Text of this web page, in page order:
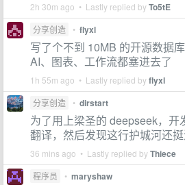
2h 30m ago • Lastly replied byTo5tE
分享创造 • flyxl
写了个不到 10MB 的开源数据
AI、图表、工作流都塞进去了
1h 55m ago • Lastly replied byflyxl
分享创造 • dirstart
为了用上梁圣的 deepseek，开
翻译，然后发现这行护城河还
36 mins ago • Lastly replied byThiece
程序员 • maryshaw